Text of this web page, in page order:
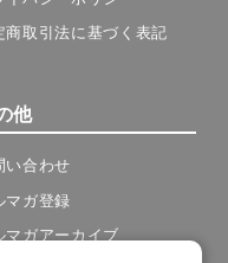
商取引法に基づく表記
他
い合わせ
マガ登録
マガアーカイブ